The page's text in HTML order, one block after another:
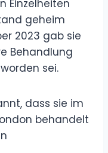
Einzelheiten
geheim
2023 gab sie
Behandlung
sei.
dass sie im
behandelt